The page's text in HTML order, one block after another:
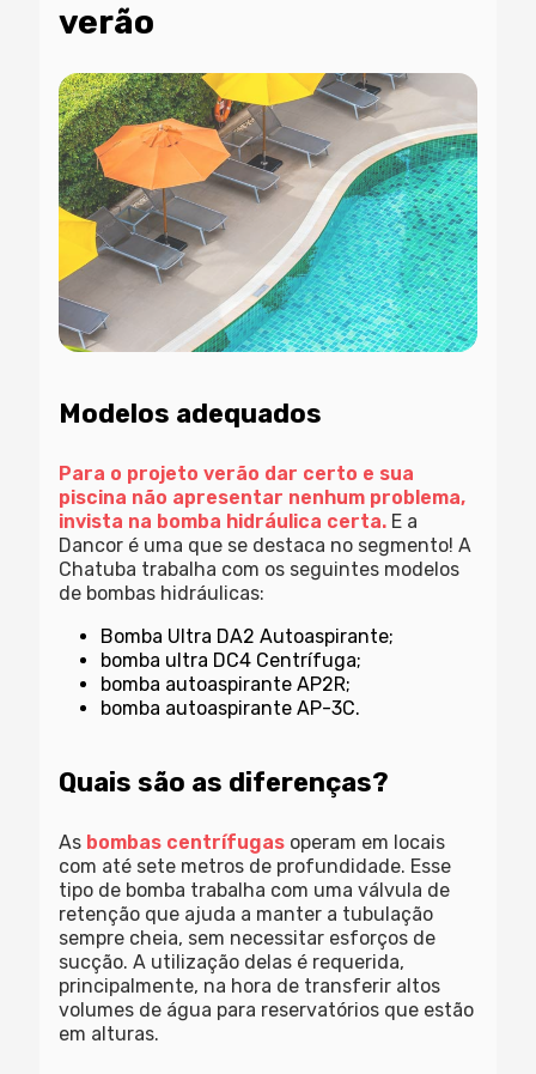
verão
Modelos adequados
Para o projeto verão dar certo e sua
piscina não apresentar nenhum problema,
invista na bomba hidráulica certa. E a
Dancor é uma que se destaca no segmento! A
Chatuba trabalha com os seguintes modelos
de bombas hidráulicas:
Bomba Ultra DA2 Autoaspirante;
bomba ultra DC4 Centrífuga;
bomba autoaspirante AP2R;
bomba autoaspirante AP-3C.
Quais são as diferenças?
As bombas centrífugas operam em locais
com até sete metros de profundidade. Esse
tipo de bomba trabalha com uma válvula de
retenção que ajuda a manter a tubulação
sempre cheia, sem necessitar esforços de
sucção. A utilização delas é requerida,
principalmente, na hora de transferir altos
volumes de água para reservatórios que estão
em alturas.